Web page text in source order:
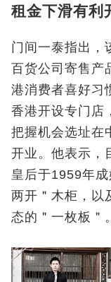
租金下滑有利
门间一泰指出，
百货公司寄售产
港消费者喜好习
香港开设专门店
把握机会选址在
开业。他表示，
皇后于1959年
两开＂木柜，以
态的＂一枚板＂。